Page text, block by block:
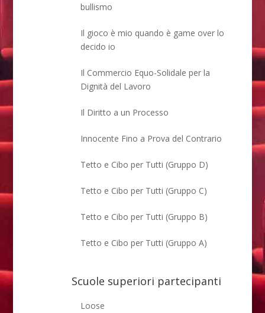
bullismo
Il gioco è mio quando è game over lo
decido io
Il Commercio Equo-Solidale per la
Dignità del Lavoro
Il Diritto a un Processo
Innocente Fino a Prova del Contrario
Tetto e Cibo per Tutti (Gruppo D)
Tetto e Cibo per Tutti (Gruppo C)
Tetto e Cibo per Tutti (Gruppo B)
Tetto e Cibo per Tutti (Gruppo A)
Scuole superiori partecipanti
Loose